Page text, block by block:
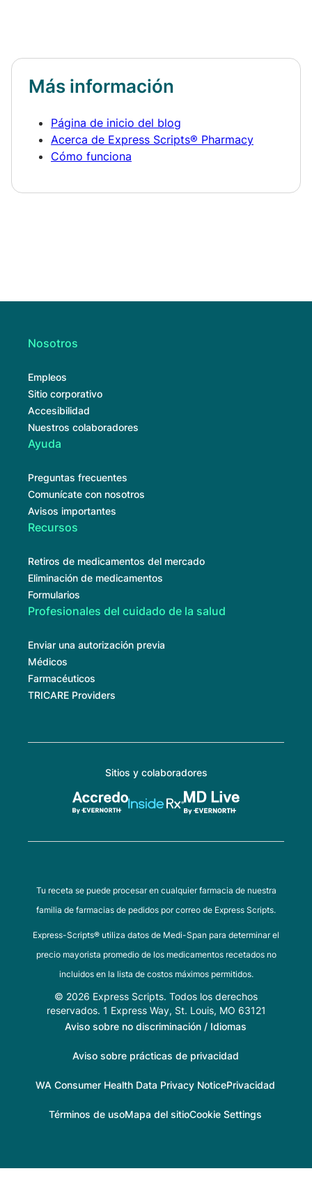
Más información
Página de inicio del blog
Acerca de Express Scripts® Pharmacy
Cómo funciona
Nosotros
Empleos
Sitio corporativo
Accesibilidad
Nuestros colaboradores
Ayuda
Preguntas frecuentes
Comunícate con nosotros
Avisos importantes
Recursos
Retiros de medicamentos del mercado
Eliminación de medicamentos
Formularios
Profesionales del cuidado de la salud
Enviar una autorización previa
Médicos
Farmacéuticos
TRICARE Providers
Sitios y colaboradores
Tu receta se puede procesar en cualquier farmacia de nuestra
familia de farmacias de pedidos por correo de Express Scripts.
Express-Scripts® utiliza datos de Medi-Span para determinar el
precio mayorista promedio de los medicamentos recetados no
incluidos en la lista de costos máximos permitidos.
© 2026 Express Scripts. Todos los derechos
reservados. 1 Express Way, St. Louis, MO 63121
Aviso sobre no discriminación / Idiomas
Aviso sobre prácticas de privacidad
WA Consumer Health Data Privacy NoticePrivacidad
Términos de usoMapa del sitioCookie Settings